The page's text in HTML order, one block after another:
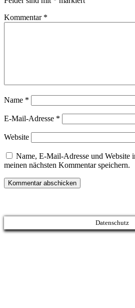
Kommentar *
Name *
E-Mail-Adresse *
Website
Name, E-Mail-Adresse und Website
meinen nächsten Kommentar speichern.
Datenschutz